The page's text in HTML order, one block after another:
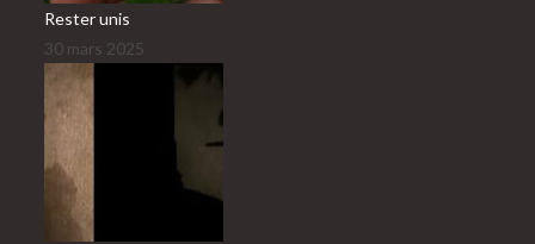
Rester unis
30 mars 2025